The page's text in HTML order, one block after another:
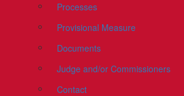
Processes
Provisional Measure
Documents
Judge and/or Commissioners
Contact